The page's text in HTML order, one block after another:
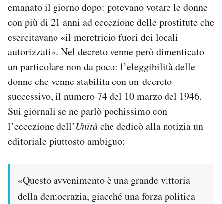
emanato il giorno dopo: potevano votare le donne
con più di 21 anni ad eccezione delle prostitute che
esercitavano «il meretricio fuori dei locali
autorizzati». Nel decreto venne però dimenticato
un particolare non da poco: l’eleggibilità delle
donne che venne stabilita con un decreto
successivo, il numero 74 del 10 marzo del 1946.
Sui giornali se ne parlò pochissimo con
l’eccezione dell’Unitàche dedicò alla notizia un
editoriale piuttosto ambiguo:
«Questo avvenimento è una grande vittoria
della democrazia, giacché una forza politica